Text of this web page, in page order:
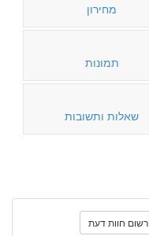
מחירון
תמונות
שאלות ותשובות
רשום חוות דעת